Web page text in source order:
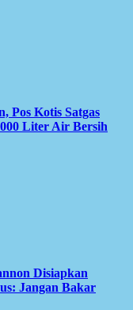
Pos Kotis Satgas
Liter Air Bersih
Disiapkan
Jangan Bakar